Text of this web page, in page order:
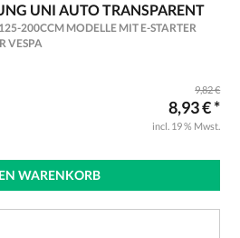
UNI AUTO TRANSPARENT
200CCM MODELLE MIT E-STARTER
VESPA
9,82 €
8,93 € *
incl. 19 % Mwst.
WARENKORB